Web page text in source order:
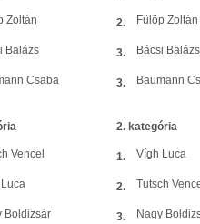
Zoltán
Balázs
Csaba
Vencel
Boldizsár
2. Fülöp Zoltán
3. Bácsi Balázs
3. Baumann
2. kategória
1. Vígh Luca
2. Tutsch
3. Nagy